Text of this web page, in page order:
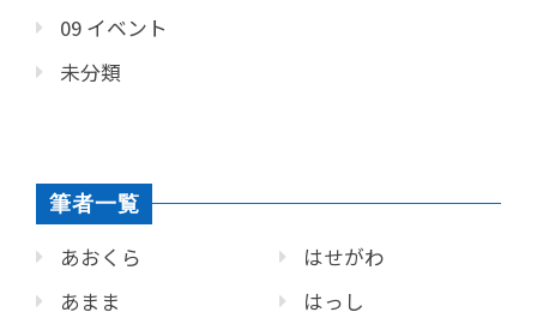
09 イベント
未分類
筆者一覧
あおくら
あまま
はせがわ
はっし